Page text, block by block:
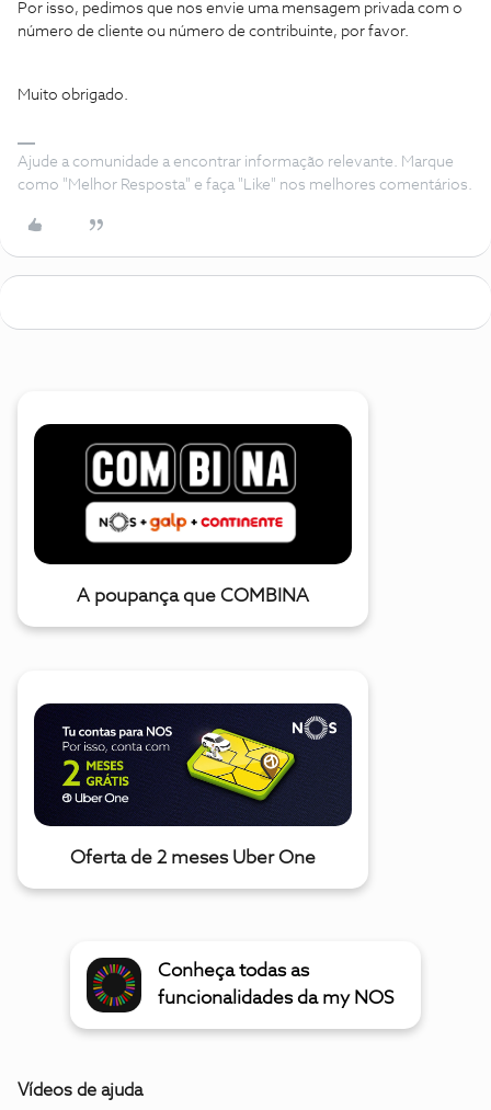
Por isso, pedimos que nos envie uma mensagem privada com o
número de cliente ou número de contribuinte, por favor.
Muito obrigado.
Ajude a comunidade a encontrar informação relevante. Marque
como "Melhor Resposta" e faça "Like" nos melhores comentários.
A poupança que COMBINA
Oferta de 2 meses Uber One
Conheça todas as
funcionalidades da my NOS
Vídeos de ajuda